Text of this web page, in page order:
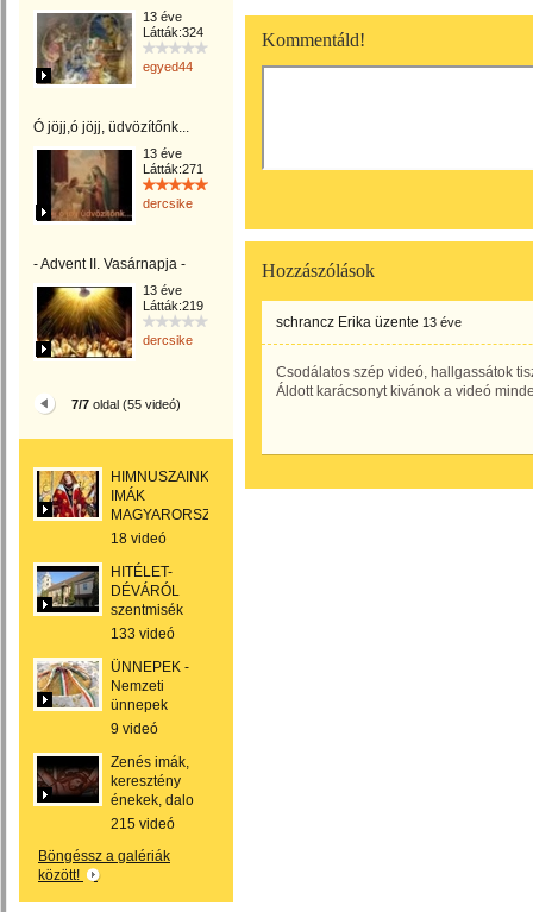
13 éve
Látták:324
egyed44
Ó jöjj,ó jöjj, üdvözítőnk...
13 éve
Látták:271
dercsike
- Advent II. Vasárnapja -
13 éve
Látták:219
dercsike
7/7 oldal (55 videó)
HIMNUSZAINK,
IMÁK
MAGYARORSZÁGÉRT
18 videó
HITÉLET-
DÉVÁRÓL
szentmisék
133 videó
ÜNNEPEK -
Nemzeti
ünnepek
9 videó
Zenés imák,
keresztény
énekek, dalo
215 videó
Böngéssz a galériák
között!
Kommentáld!
Hozzászólások
schrancz Erika üzente 13 éve
Csodálatos szép videó, hallgassátok
Áldott karácsonyt kivánok a videó